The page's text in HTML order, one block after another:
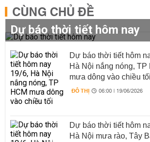
CÙNG CHỦ ĐỀ
Dự báo thời tiết hôm nay
Dự báo thời tiết hôm
Hà Nội nắng nóng, TP
mưa dông vào chiều tối
ĐÔ THỊ 06:00 | 19/06/2026
Dự báo thời tiết hôm
Hà Nội mưa rào, Tây